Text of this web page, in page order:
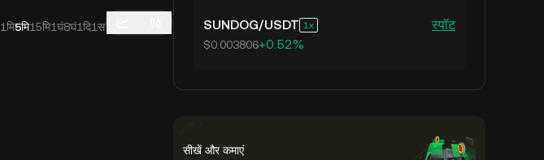
1मि5मि15मि1घं8घं1दि1स SUNDOG/USDT 1 स्पॉट
$0.003806+0.52%
सीखें और कमाएं